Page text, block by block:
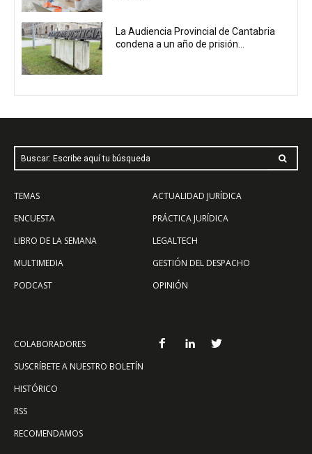
La Audiencia Provincial de Cantabria
condena a un año de prisión...
Buscar: Escribe aquí tu búsqueda
TEMAS
ENCUESTA
LIBRO DE LA SEMANA
MULTIMEDIA
PODCAST
ACTUALIDAD JURÍDICA
PRÁCTICA JURÍDICA
LEGALTECH
GESTIÓN DEL DESPACHO
OPINIÓN
COLABORADORES
SUSCRÍBETE A NUESTRO BOLETÍN
HISTÓRICO
RSS
RECOMENDAMOS